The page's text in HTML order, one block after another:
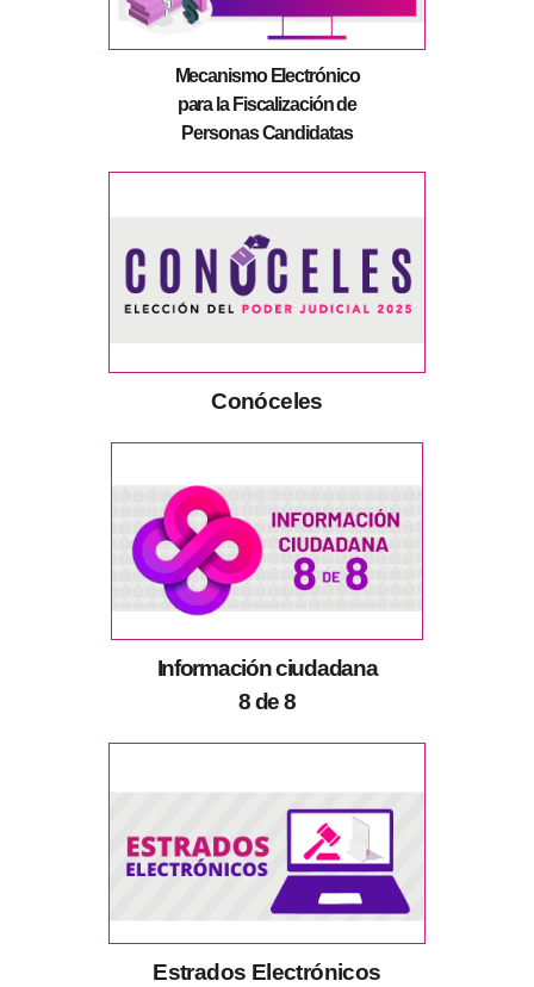
Mecanismo Electrónico
para la Fiscalización de
Personas Candidatas
Conóceles
Información ciudadana
8 de 8
Estrados Electrónicos